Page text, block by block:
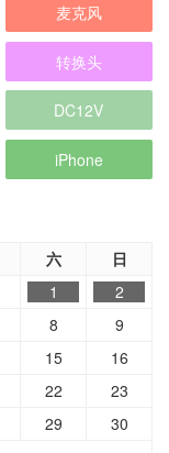
麦克风
转换头
DC12V
iPhone
六 日
1
2
8
9
15
16
22
23
29
30